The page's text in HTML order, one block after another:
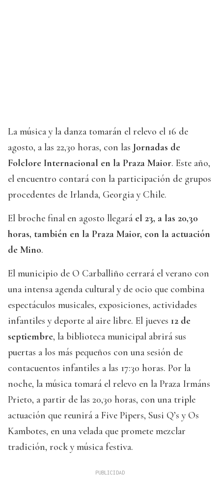
La música y la danza tomarán el relevo el 16 de
agosto, a las 22,30 horas, con las Jornadas de
Folclore Internacional en la Praza Maior. Este año,
el encuentro contará con la participación de grupos
procedentes de Irlanda, Georgia y Chile.
El broche final en agosto llegará el 23, a las 20,30
horas, también en la Praza Maior, con la actuación
de Mino.
El municipio de O Carballiño cerrará el verano con
una intensa agenda cultural y de ocio que combina
espectáculos musicales, exposiciones, actividades
infantiles y deporte al aire libre. El jueves 12 de
septiembre, la biblioteca municipal abrirá sus
puertas a los más pequeños con una sesión de
contacuentos infantiles a las 17:30 horas. Por la
noche, la música tomará el relevo en la Praza Irmáns
Prieto, a partir de las 20,30 horas, con una triple
actuación que reunirá a Five Pipers, Susi Q’s y Os
Kambotes, en una velada que promete mezclar
tradición, rock y música festiva.